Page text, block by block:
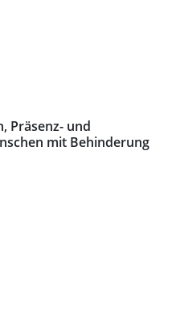
Präsenz- und
mit Behinderung